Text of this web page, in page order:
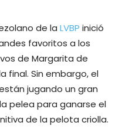
de la LVBP inició
favoritos a los
de Margarita de
final. Sin embargo, el
jugando un gran
pelea para ganarse el
de la pelota criolla.